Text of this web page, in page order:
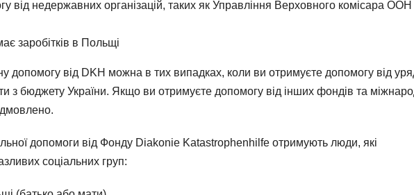
від недержавних організацій, таких як Управління Верховного комісара ООН
заробітків в Польщі
допомогу від DKH можна в тих випадках, коли ви отримуєте допомогу від
з бюджету України. Якщо ви отримуєте допомогу від інших фондів та
допомоги від Фонду Diakonie Katastrophenhilfe отримують люди, які
соціальних груп: